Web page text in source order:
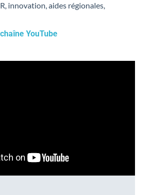
innovation, aides régionales,
YouTube